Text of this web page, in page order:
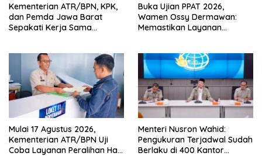
Kementerian ATR/BPN, KPK,
dan Pemda Jawa Barat
Sepakati Kerja Sama
Buka Ujian PPAT 2026,
Wamen Ossy Dermawan:
Memastikan Layanan
Berintegritas
Mulai 17 Agustus 2026,
Kementerian ATR/BPN Uji
Coba Layanan Peralihan Hak
Menteri Nusron Wahid:
Pengukuran Terjadwal Sudah
Berlaku di 400 Kantor